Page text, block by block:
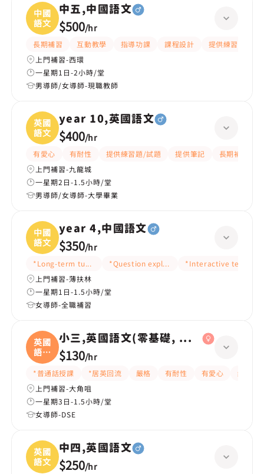
中國
語文
中五,中國語文
$500/hr
長期補習 互動教學 指導功課 課程設計
提供練習題/試題
上門補習-西環
一星期1日-2小時/堂
男導師/女導師-現職教師
英國
語文
year 10,英國語文
$400/hr
有愛心 有耐性 提供練習題/試題 提供筆記
長期補習
上門補習-九龍城
一星期2日-1.5小時/堂
男導師/女導師-大學畢業
中國
語文
year 4,中國語文
$350/hr
*Long-term tutoring *Question explanation*Interactive teaching
上門補習-薄扶林
一星期1日-1.5小時/堂
女導師-全職補習
英國
語文
(
小三,英國語文(零基礎, 會話)
$130/hr
*普通話授課 *居英回流 嚴格 有耐性 有愛心
細心
上門補習-大角咀
一星期3日-1.5小時/堂
女導師-DSE
英國
語文
中四,英國語文
$250/hr